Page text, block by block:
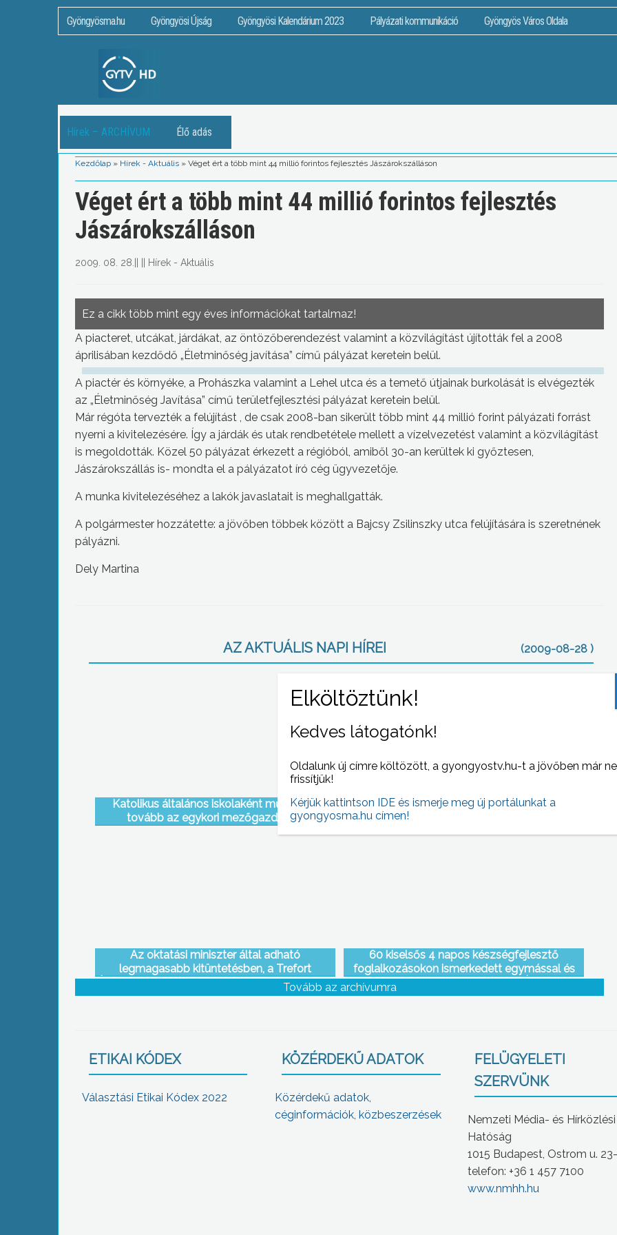
Gyöngyösma.hu Gyöngyösi Újság Gyöngyösi Kalendárium 2023 Pályázati kommunikáció Gyöngyös Város Oldala
Hírek – ARCHÍVUM Élő adás
Kezdőlap » Hírek - Aktuális » Véget ért a több mint 44 millió forintos fejlesztés Jászárokszálláson
Véget ért a több mint 44 millió forintos fejlesztés
Jászárokszálláson
2009. 08. 28. Hírek - Aktuális
Ez a cikk több mint egy éves információkat tartalmaz!
A piacteret, utcákat, járdákat, az öntözőberendezést valamint a közvilágítást újították fel a 2008
áprilisában kezdődő „Életminőség javítása” című pályázat keretein belül.
A piactér és környéke, a Prohászka valamint a Lehel utca és a temető útjainak burkolását is elvégezték
az „Életminőség Javítása” című területfejlesztési pályázat keretein belül.
Már régóta tervezték a felújítást , de csak 2008-ban sikerült több mint 44 millió forint pályázati forrást
nyerni a kivitelezésére. Így a járdák és utak rendbetétele mellett a vízelvezetést valamint a közvilágítást
is megoldották. Közel 50 pályázat érkezett a régióból, amiből 30-an kerültek ki győztesen,
Jászárokszállás is- mondta el a pályázatot író cég ügyvezetője.
A munka kivitelezéséhez a lakók javaslatait is meghallgatták.
A polgármester hozzátette: a jövőben többek között a Bajcsy Zsilinszky utca felújítására is szeretnének
pályázni.
Dely Martina
AZ AKTUÁLIS NAPI HÍREI (2009-08-28 )
Katolikus általános iskolaként működhet
tovább az egykori mezőgazdasági
szakközépiskola épülete
Két csoportszobával és 20 férőhellyel bővül a
Dobó úti bölcsőde, jövő év szeptembertől.
Az oktatási miniszter által adható
legmagasabb kitüntetésben, a Trefort
Ágoston-díjban részesült a gyöngyösi főiskola
rektora
60 kiselsős 4 napos készségfejlesztő
foglalkozásokon ismerkedett egymással és
leendő tanáraival a Kálváriaparti Általános
Iskola gólyatáborában
Tovább az archívumra
ETIKAI KÓDEX
Választási Etikai Kódex 2022
KÖZÉRDEKŰ ADATOK
Közérdekű adatok,
céginformációk, közbeszerzések
FELÜGYELETI
SZERVÜNK
Nemzeti Média- és Hírközlési
Hatóság
1015 Budapest, Ostrom u.
telefon: +36 1 457 7100
www.nmhh.hu
Kedves látogatónk!
Oldalunk új címre költözött, a gyongyostv.hu-t a jövőben már
frissítjük!
Kérjük kattintson IDE és ismerje meg új portálunkat a
gyongyosma.hu címen!